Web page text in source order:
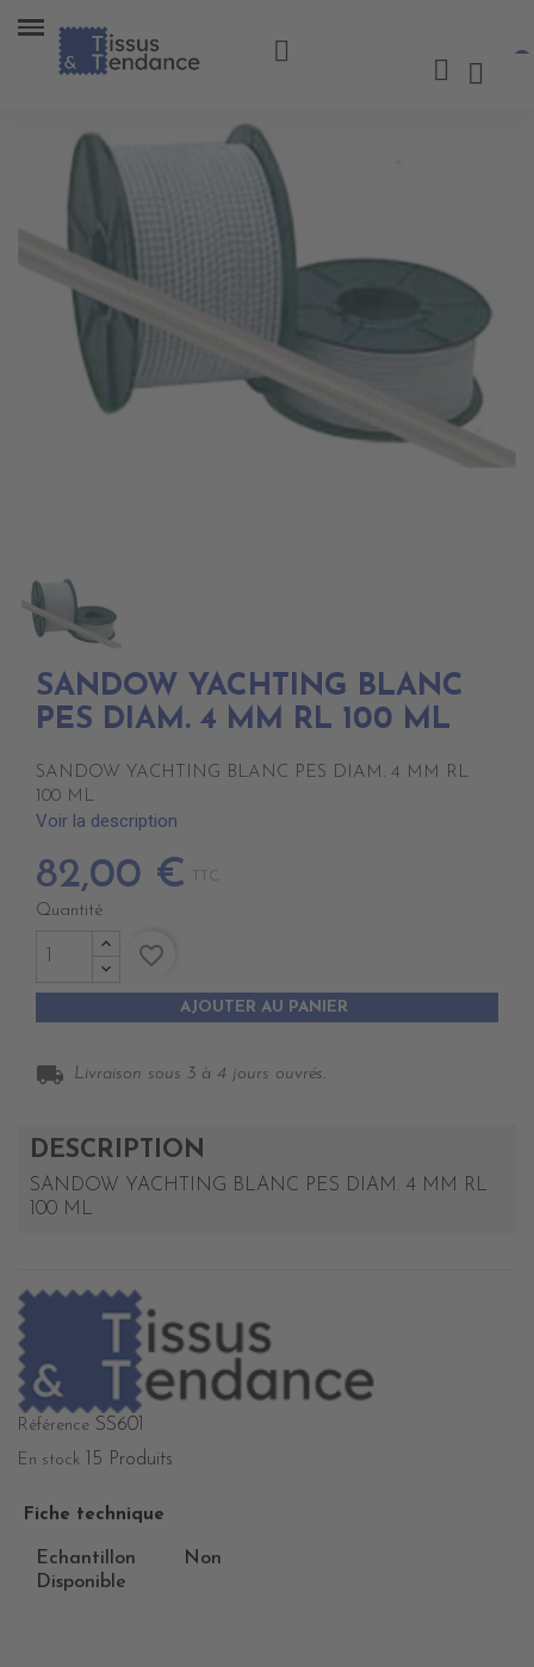
SANDOW YACHTING BLANC
PES DIAM. 4 MM RL 100 ML
SANDOW YACHTING BLANC PES DIAM. 4 MM RL
100 ML
Voir la description
82,00 € TTC
Quantité
AJOUTER AU PANIER
favorite_border
local_shipping Livraison sous 3 à 4 jours ouvrés.
DESCRIPTION
SANDOW YACHTING BLANC PES DIAM. 4 MM RL
100 ML
Référence SS601
En stock 15 Produits
Fiche technique
Echantillon
Disponible
Non